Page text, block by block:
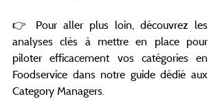
👉 Pour aller plus loin, découvrez les
analyses clés à mettre en place pour
piloter efficacement vos catégories en
Foodservice dans notre guide dédié aux
Category Managers.